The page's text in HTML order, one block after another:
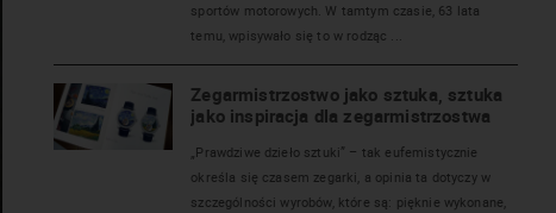
sportów motorowych. W tamtym czasie, 63 lata
temu, wpisywało się to w rodząc ...
Zegarmistrzostwo jako sztuka, sztuka
jako inspiracja dla zegarmistrzostwa
„Prawdziwe dzieło sztuki” – tak eufemistycznie
określa się czasem zegarki, a opinia ta dotyczy w
szczególności wyrobów, które są: pięknie wykonane,